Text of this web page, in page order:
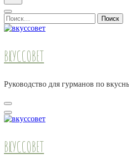
Найти:
ВКУССОВЕТ
Руководство для гурманов по
ВКУССОВЕТ